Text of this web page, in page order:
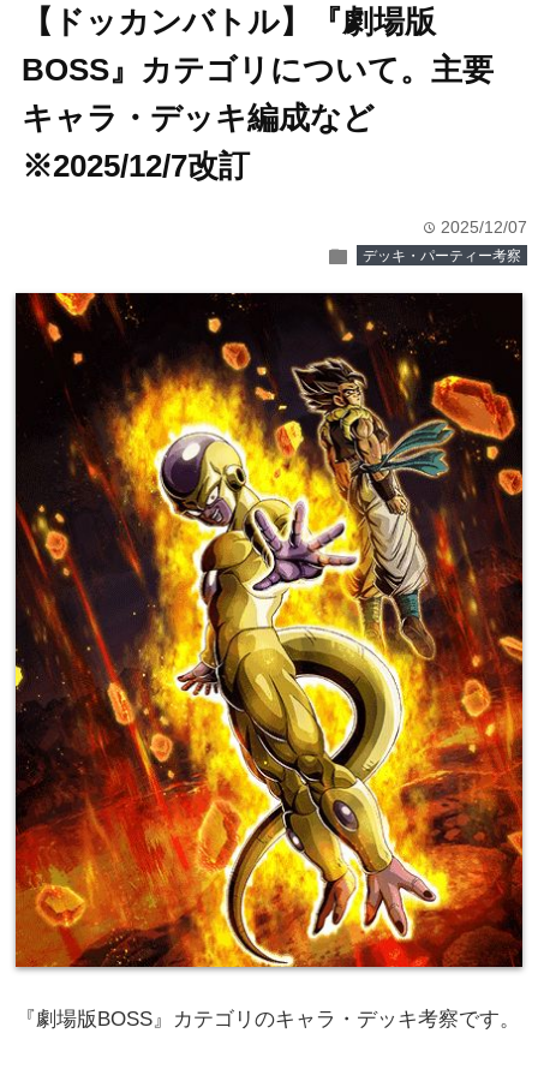
【ドッカンバトル】『劇場版
BOSS』カテゴリについて。主要
キャラ・デッキ編成など
※2025/12/7改訂
time 2025/12/07
folder デッキ・パーティー考察
『劇場版BOSS』カテゴリのキャラ・デッキ考察です。